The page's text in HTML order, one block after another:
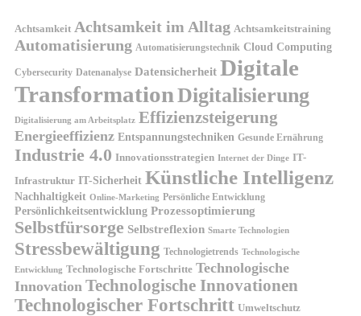
Achtsamkeit Achtsamkeit im Alltag Achtsamkeitstraining
Automatisierung Automatisierungstechnik Cloud Computing
Cybersecurity Datenanalyse Datensicherheit Digitale
TransformationDigitalisierung
Digitalisierung am Arbeitsplatz Effizienzsteigerung
Energieeffizienz Entspannungstechniken Gesunde Ernährung
Industrie 4.0 Innovationsstrategien Internet der Dinge IT-
Infrastruktur IT-Sicherheit Künstliche Intelligenz
Nachhaltigkeit Online-Marketing Persönliche Entwicklung
Persönlichkeitsentwicklung Prozessoptimierung
Selbstfürsorge Selbstreflexion Smarte Technologien
Stressbewältigung Technologietrends Technologische
Entwicklung Technologische Fortschritte Technologische
Innovation Technologische Innovationen
Technologischer Fortschritt Umweltschutz